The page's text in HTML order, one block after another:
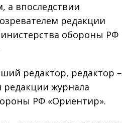
а впоследствии
редакции
обороны РФ
редактор, редактор –
редакции журнала
РФ «Ориентир».